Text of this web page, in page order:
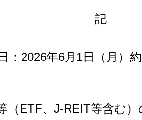
記
：2026年6月1日（月）
（ETF、J-REIT等含む